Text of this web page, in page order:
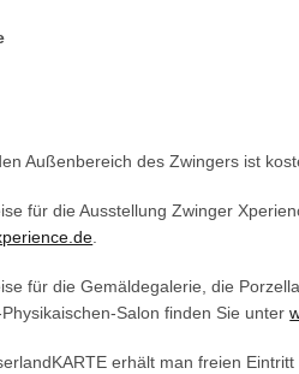
Außenbereich des Zwingers ist
für die Ausstellung Zwinger
für die Gemäldegalerie, die
Salon finden Sie unter
erhält man freien